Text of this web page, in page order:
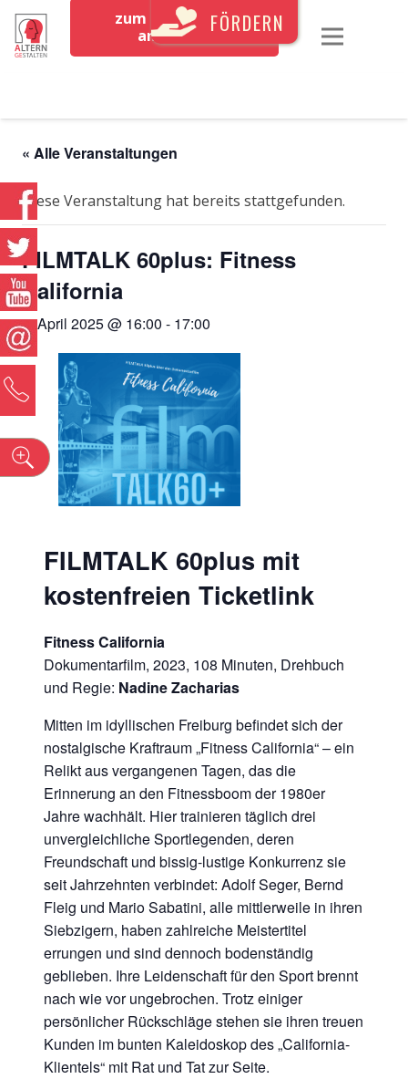
zum Newsletter
anmeldenFÖRDERN
« Alle Veranstaltungen
Diese Veranstaltung hat bereits stattgefunden.
FILMTALK 60plus: Fitness
California
4. April 2025 @ 16:00 - 17:00
FILMTALK 60plus mit
kostenfreien Ticketlink
Fitness California
Dokumentarfilm, 2023, 108 Minuten, Drehbuch
und Regie: Nadine Zacharias
Mitten im idyllischen Freiburg befindet sich der
nostalgische Kraftraum „Fitness California“ – ein
Relikt aus vergangenen Tagen, das die
Erinnerung an den Fitnessboom der 1980er
Jahre wachhält. Hier trainieren täglich drei
unvergleichliche Sportlegenden, deren
Freundschaft und bissig-lustige Konkurrenz sie
seit Jahrzehnten verbindet: Adolf Seger, Bernd
Fleig und Mario Sabatini, alle mittlerweile in ihren
Siebzigern, haben zahlreiche Meistertitel
errungen und sind dennoch bodenständig
geblieben. Ihre Leidenschaft für den Sport brennt
nach wie vor ungebrochen. Trotz einiger
persönlicher Rückschläge stehen sie ihren treuen
Kunden im bunten Kaleidoskop des „California-
Klientels“ mit Rat und Tat zur Seite.